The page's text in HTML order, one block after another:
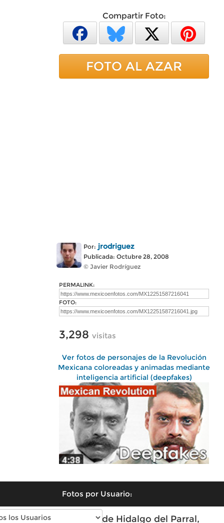
Compartir Foto:
FOTO AL AZAR
Por: jrodriguez
Publicada: Octubre 28, 2008
© Javier Rodríguez
PERMALINK:
FOTO:
3,298 visitas
Ver fotos de personajes de la Revolución
Mexicana coloreadas y animadas mediante
inteligencia artificial (deepfakes)
Fotos por Usuario:
Fotos modernas de Hidalgo del Parral,